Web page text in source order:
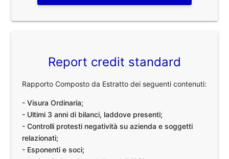
Report credit standard
Rapporto Composto da Estratto dei seguenti contenuti:
- Visura Ordinaria;
- Ultimi 3 anni di bilanci, laddove presenti;
- Controlli protesti negatività su azienda e soggetti
relazionati;
- Esponenti e soci;